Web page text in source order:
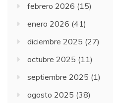
febrero 2026 (15)
enero 2026 (41)
diciembre 2025 (27)
octubre 2025 (11)
septiembre 2025 (1)
agosto 2025 (38)